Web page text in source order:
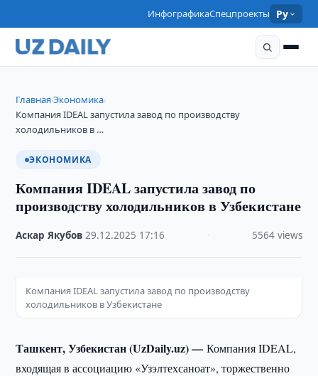
ИнфографикаСпецпроекты Ру
Главная›Экономика›
Компания IDEAL запустила завод по производству
холодильников в …
ЭКОНОМИКА
Компания IDEAL запустила завод по
производству холодильников в Узбекистане
Аскар Якубов ·29.12.2025 17:16 5564 views
Компания IDEAL запустила завод по производству
холодильников в Узбекистане
Ташкент, Узбекистан (UzDaily.uz) —Компания IDEAL,
входящая в ассоциацию «Узэлтехсаноат», торжественно